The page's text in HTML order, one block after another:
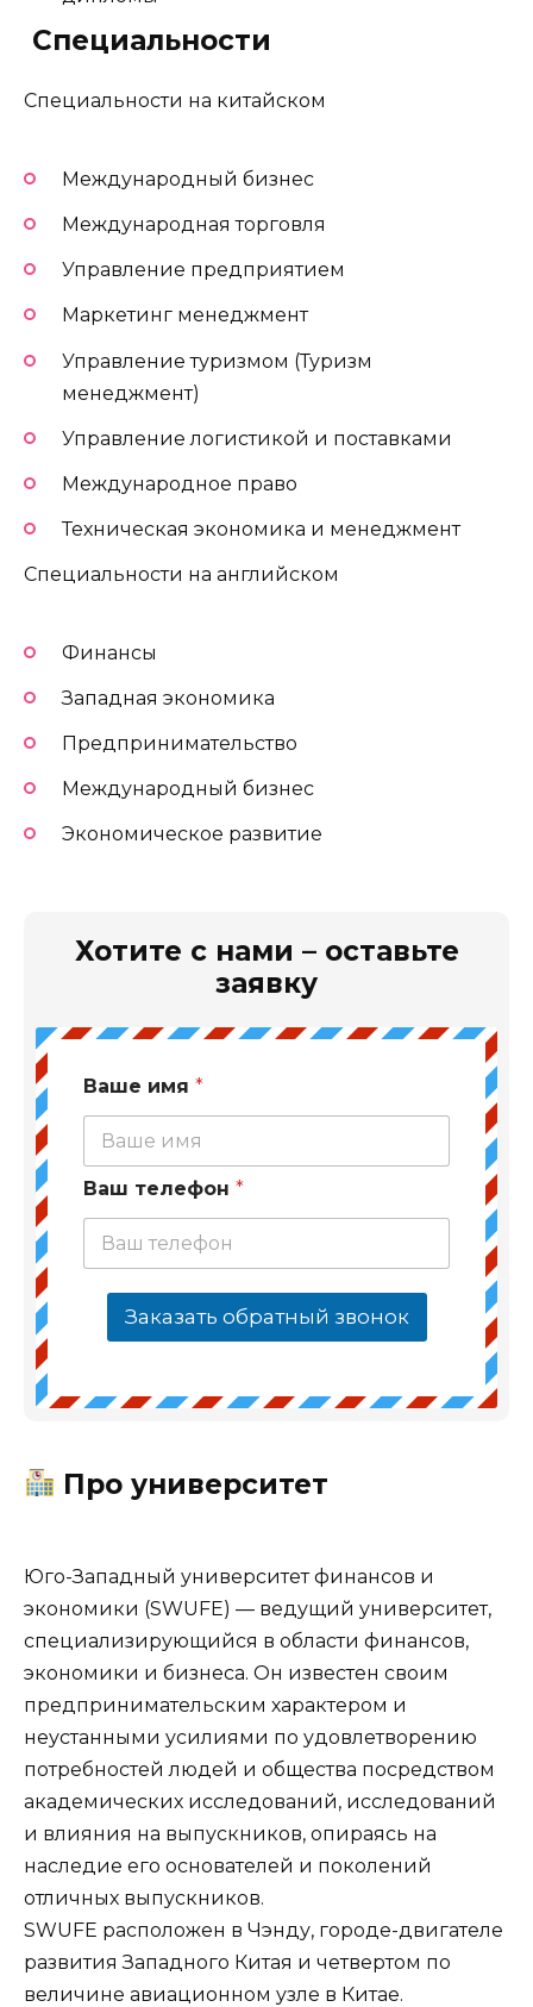
️ Специальности
Специальности на китайском
Международный бизнес
Международная торговля
Управление предприятием
Маркетинг менеджмент
Управление туризмом (Туризм
менеджмент)
Управление логистикой и поставками
Международное право
Техническая экономика и менеджмент
Специальности на английском
Финансы
Западная экономика
Предпринимательство
Международный бизнес
Экономическое развитие
Хотите с нами – оставьте
заявку
Ваше имя *
Ваш телефон *
Заказать обратный звонок
Про университет
Юго-Западный университет финансов и
экономики (SWUFE) — ведущий университет,
специализирующийся в области финансов,
экономики и бизнеса. Он известен своим
предпринимательским характером и
неустанными усилиями по удовлетворению
потребностей людей и общества посредством
академических исследований, исследований
и влияния на выпускников, опираясь на
наследие его основателей и поколений
отличных выпускников.
SWUFE расположен в Чэнду, городе-двигателе
развития Западного Китая и четвертом по
величине авиационном узле в Китае.